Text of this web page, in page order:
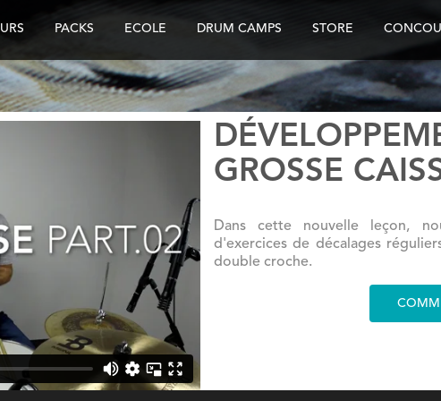
PACKS ECOLE DRUM CAMPS STORE
GROSSE
Dans cette nouvelle leçon,
d'exercices de décalages
double croche.